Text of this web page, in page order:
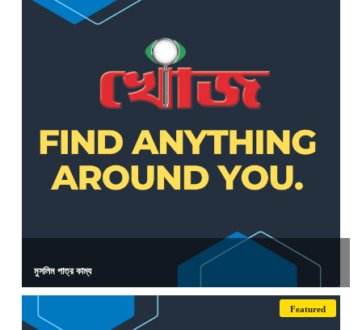
মুসলিম পাত্র কাম্য
Featured